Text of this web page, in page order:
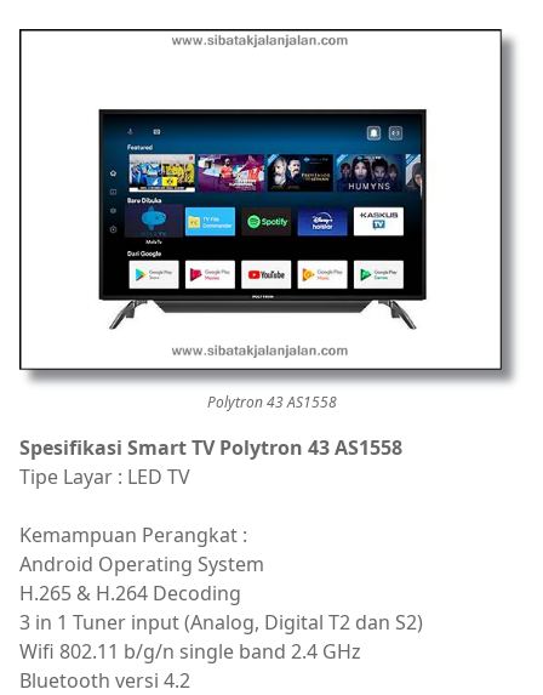
Polytron 43 AS1558
Spesifikasi Smart TV Polytron 43 AS1558
Tipe Layar : LED TV
Kemampuan Perangkat :
Android Operating System
H.265 & H.264 Decoding
3 in 1 Tuner input (Analog, Digital T2 dan S2)
Wifi 802.11 b/g/n single band 2.4 GHz
Bluetooth versi 4.2